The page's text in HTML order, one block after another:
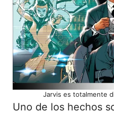
Jarvis es totalmente
Uno de los hechos